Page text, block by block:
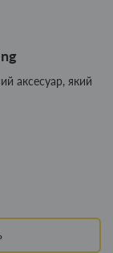
аксесуар, який